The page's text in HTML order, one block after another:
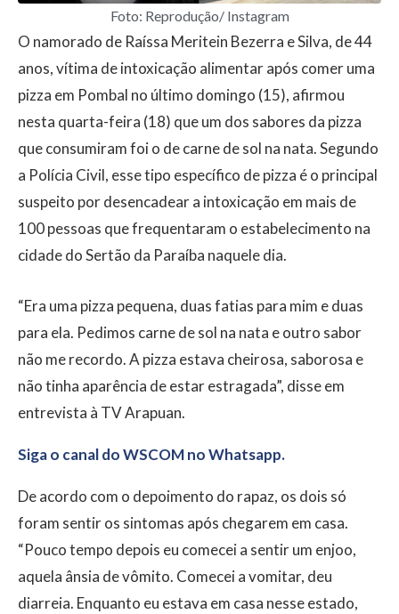
Foto: Reprodução/ Instagram
O namorado de Raíssa Meritein Bezerra e Silva, de 44
anos, vítima de intoxicação alimentar após comer uma
pizza em Pombal no último domingo (15), afirmou
nesta quarta-feira (18) que um dos sabores da pizza
que consumiram foi o de carne de sol na nata. Segundo
a Polícia Civil, esse tipo específico de pizza é o principal
suspeito por desencadear a intoxicação em mais de
100 pessoas que frequentaram o estabelecimento na
cidade do Sertão da Paraíba naquele dia.
“Era uma pizza pequena, duas fatias para mim e duas
para ela. Pedimos carne de sol na nata e outro sabor
não me recordo. A pizza estava cheirosa, saborosa e
não tinha aparência de estar estragada”, disse em
entrevista à TV Arapuan.
Siga o canal do WSCOM no Whatsapp.
De acordo com o depoimento do rapaz, os dois só
foram sentir os sintomas após chegarem em casa.
“Pouco tempo depois eu comecei a sentir um enjoo,
aquela ânsia de vômito. Comecei a vomitar, deu
diarreia. Enquanto eu estava em casa nesse estado,